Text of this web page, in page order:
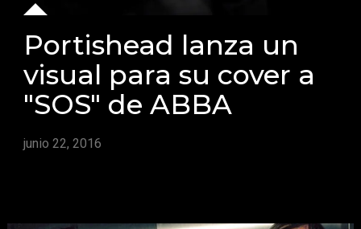
Portishead lanza un
visual para su cover a
"SOS" de ABBA
junio 22, 2016